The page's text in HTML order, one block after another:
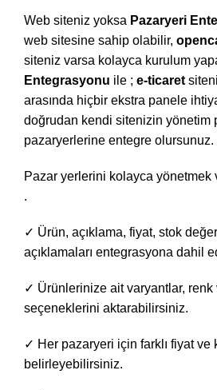
Web siteniz yoksa Pazaryeri
web sitesine sahip olabilir,
siteniz varsa kolayca kurulum
Entegrasyonu ile ; e-ticaret
arasında hiçbir ekstra panele
doğrudan kendi sitenizin yönetim
pazaryerlerine entegre olursunuz.
Pazar yerlerini kolayca yönetmek
.
✓ Ürün, açıklama, fiyat, stok
açıklamaları entegrasyona dahil
✓ Ürünlerinize ait varyantlar, renk
seçeneklerini aktarabilirsiniz.
✓ Her pazaryeri için farklı fiyat ve
belirleyebilirsiniz.